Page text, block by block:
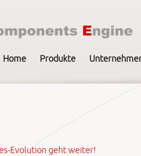
Home Produkte
Evolution geht weiter!